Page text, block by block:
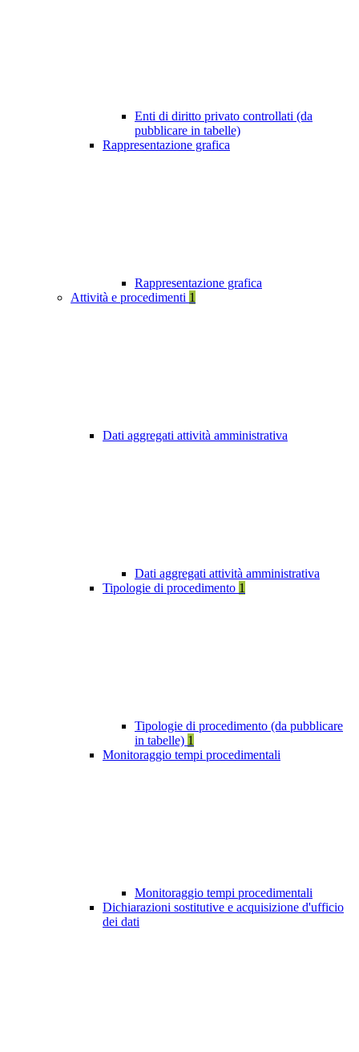
Enti di diritto privato controllati (da
pubblicare in tabelle)
Rappresentazione grafica
Rappresentazione grafica
Attività e procedimenti 1
Dati aggregati attività amministrativa
Dati aggregati attività amministrativa
Tipologie di procedimento 1
Tipologie di procedimento (da pubblicare
in tabelle) 1
Monitoraggio tempi procedimentali
Monitoraggio tempi procedimentali
Dichiarazioni sostitutive e acquisizione d'ufficio
dei dati